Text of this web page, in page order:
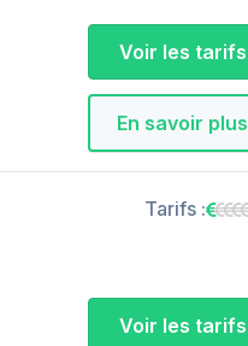
En savoir plus
Voir les tarifs
Tarifs :
Voir les tarifs